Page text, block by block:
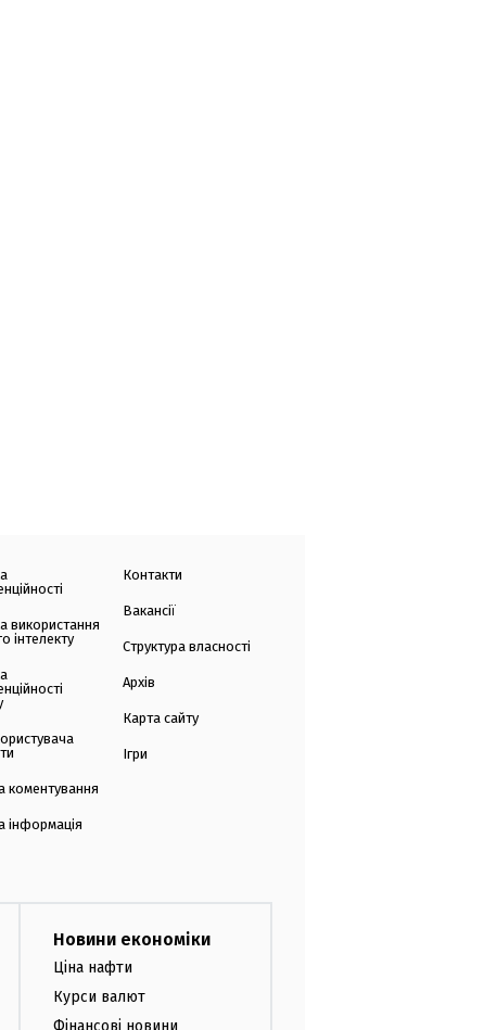
використання
інтелекту
коментування
інформація
Контакти
Вакансії
Структура власності
Архів
Карта сайту
Ігри
Новини економіки
Ціна нафти
Курси валют
Фінансові новини